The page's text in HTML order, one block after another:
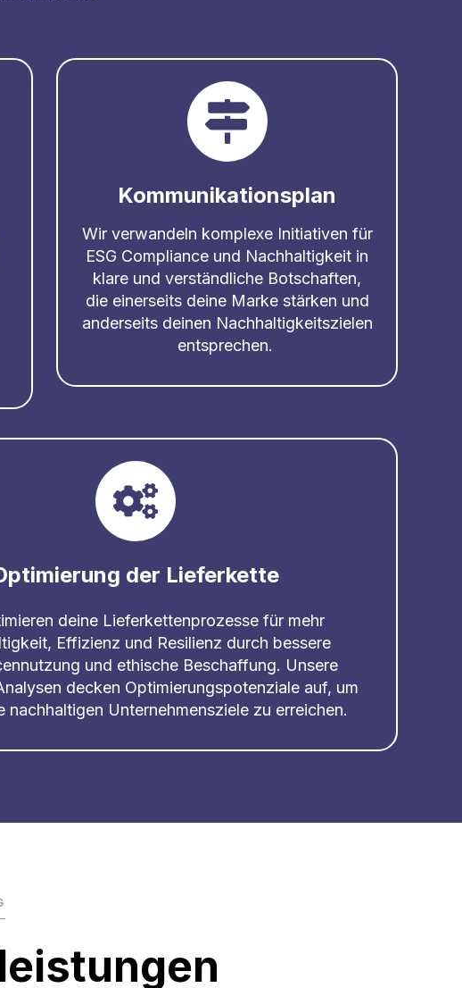
Kommunikationsplan
Wir verwandeln komplexe Initiativen für
ESG Compliance und Nachhaltigkeit in
klare und verständliche Botschaften,
die einerseits deine Marke stärken und
anderseits deinen Nachhaltigkeitszielen
entsprechen.
der Lieferkette
deine Lieferkettenprozesse für mehr
Effizienz und Resilienz durch bessere
und ethische Beschaffung. Unsere
decken Optimierungspotenziale auf, um
nachhaltigen Unternehmensziele zu erreichen.